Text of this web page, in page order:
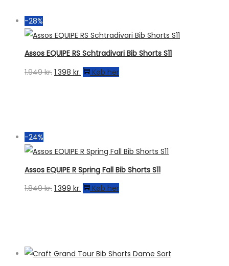
-28%
Assos EQUIPE RS Schtradivari Bib Shorts S11
1.949kr. Den
1.398 kr. DenKøb her
-24%
Assos EQUIPE R Spring Fall Bib Shorts S11
1.849kr. Den
1.399 kr. DenKøb her